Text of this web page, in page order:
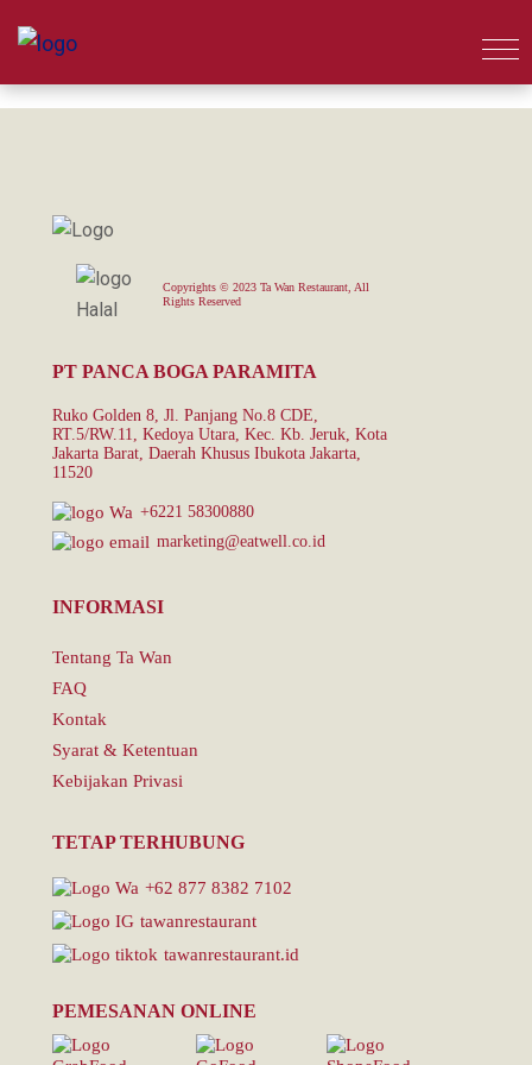
Copyrights © 2023 Ta Wan Restaurant, All
Rights Reserved
PT PANCA BOGA PARAMITA
Ruko Golden 8, Jl. Panjang No.8 CDE,
RT.5/RW.11, Kedoya Utara, Kec. Kb. Jeruk, Kota
Jakarta Barat, Daerah Khusus Ibukota Jakarta,
11520
+6221 58300880
marketing@eatwell.co.id
INFORMASI
Tentang Ta Wan
FAQ
Kontak
Syarat & Ketentuan
Kebijakan Privasi
TETAP TERHUBUNG
+62 877 8382 7102
tawanrestaurant
tawanrestaurant.id
PEMESANAN ONLINE